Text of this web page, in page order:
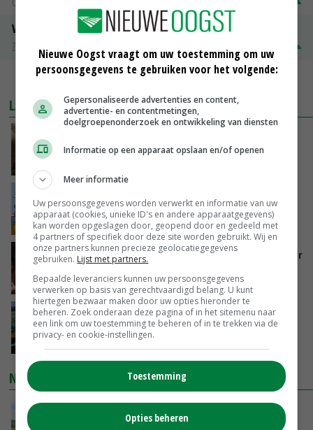
Volle melkpoeder
Zuivel NL
€ 345,00
MEER MARKTPRIJZEN
LAATSTE NIEUWS
zorgen voor meer balans’
groot: Nederland in Europese top
GISTEREN, 15:33
Vlaamse varkensstapel krimpt, pluimveesector
groeit door schaalvergroting
GISTEREN, 15:20
‘Cijfer jezelf niet weg en doe vooral ook waar
je gelukkig van wordt’
GISTEREN, 13:31
NIEUWSTE VIDEO'S
Nieuwe Oogst vraagt om uw toestemming om uw
persoonsgegevens te gebruiken voor het volgende:
Gepersonaliseerde advertenties en content,
advertentie- en contentmetingen,
doelgroepenonderzoek en ontwikkeling van diensten
Informatie op een apparaat opslaan en/of openen
Meer informatie
Uw persoonsgegevens worden verwerkt en informatie van uw
apparaat (cookies, unieke ID's en andere apparaatgegevens)
kan worden opgeslagen door, geopend door en gedeeld met
4 partners of specifiek door deze site worden gebruikt. Wij en
onze partners kunnen precieze geolocatiegegevens
gebruiken. Lijst met partners.
Bepaalde leveranciers kunnen uw persoonsgegevens
verwerken op basis van gerechtvaardigd belang. U kunt
hiertegen bezwaar maken door uw opties hieronder te
beheren. Zoek onderaan deze pagina of in het sitemenu naar
een link om uw toestemming te beheren of in te trekken via de
privacy- en cookie-instellingen.
Toestemming
Opties beheren